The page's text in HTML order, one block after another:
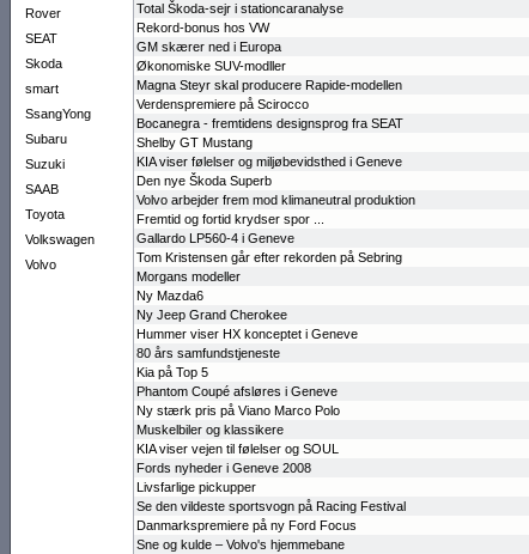
Rover
SEAT
Skoda
smart
SsangYong
Subaru
Suzuki
SAAB
Toyota
Volkswagen
Volvo
Total Škoda-sejr i stationcar­ana­lyse
Rekord-bonus hos VW
GM skærer ned i Europa
Økonomiske SUV-modller
Magna Steyr skal producere Rapide-modellen
Verdenspre­miere på Scirocco
Bocanegra - fremtidens designsprog fra SEAT
Shelby GT Mustang
KIA viser følelser og miljø­bevidsthed i Geneve
Den nye Škoda Superb
Volvo arbejder frem mod klima­neutral produk­tion
Fremtid og fortid krydser spor ...
Gallardo LP560-4 i Geneve
Tom Kristensen går efter rekorden på Sebring
Morgans modeller
Ny Mazda6
Ny Jeep Grand Cherokee
Hummer viser HX konceptet i Geneve
80 års sam­fundstjeneste
Kia på Top 5
Phantom Coupé afsløres i Geneve
Ny stærk pris på Viano Marco Polo
Muskelbiler og klassikere
KIA viser vejen til følelser og SOUL
Fords nyheder i Geneve 2008
Livsfarlige pickupper
Se den vildeste sportsvogn på Racing Festival
Danmarkspremiere på ny Ford Focus
Sne og kulde – Volvo's hjemmebane